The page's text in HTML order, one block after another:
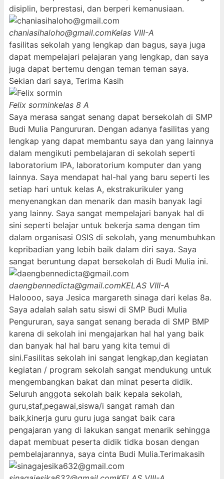
disiplin, berprestasi, dan berperi kemanusiaan.
chaniasihaloho@gmail.comKelas VIII-A
fasilitas sekolah yang lengkap dan bagus, saya juga
dapat mempelajari pelajaran yang lengkap, dan saya
juga dapat bertemu dengan teman teman saya.
Sekian dari saya, Terima Kasih
Felix sorminkelas 8 A
Saya merasa sangat senang dapat bersekolah di SMP
Budi Mulia Pangururan. Dengan adanya fasilitas yang
lengkap yang dapat membantu saya dan yang lainnya
dalam mengikuti pembelajaran di sekolah seperti
laboratorium IPA, laboratorium komputer dan yang
lainnya. Saya mendapat hal-hal yang baru seperti les
setiap hari untuk kelas A, ekstrakurikuler yang
menyenangkan dan menarik dan masih banyak lagi
yang lainny. Saya sangat mempelajari banyak hal di
sini seperti belajar untuk bekerja sama dengan tim
dalam organisasi OSIS di sekolah, yang menumbuhkan
kepribadian yang lebih baik dalam diri saya. Saya
sangat beruntung dapat bersekolah di Budi Mulia ini.
daengbennedicta@gmail.comKELAS VIII-A
Haloooo, saya Jesica margareth sinaga dari kelas 8a.
Saya adalah salah satu siswi di SMP Budi Mulia
Pengururan, saya sangat senang berada di SMP BMP
karena di sekolah ini mengajarkan hal hal yang baik
dan banyak hal hal baru yang kita temui di
sini.Fasilitas sekolah ini sangat lengkap,dan kegiatan
kegiatan / program sekolah sangat mendukung untuk
mengembangkan bakat dan minat peserta didik.
Seluruh anggota sekolah baik kepala sekolah,
guru,staf,pegawai,siswa/i sangat ramah dan
baik,kinerja guru guru juga sangat baik cara
pengajaran yang di lakukan sangat menarik sehingga
dapat membuat peserta didik tidka bosan dengan
pembelajarannya, saya cinta Budi Mulia.Terimakasih